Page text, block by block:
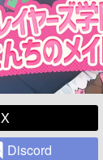
X
Discord